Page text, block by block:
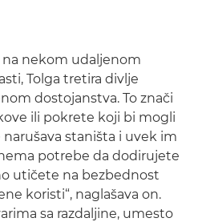
na nekom udaljenom
Tolga tretira divlje
dostojanstva. To znači
ili pokrete koji bi mogli
staništa i uvek im
potrebe da dodirujete
utičete na bezbednost
koristi“, naglašava on.
sa razdaljine, umesto